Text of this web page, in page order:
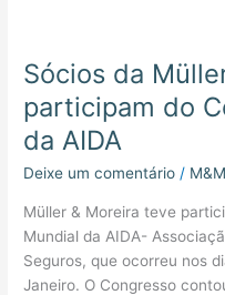
Sócios da
participam do
da AIDA
Deixe um comentário / M&M
Müller & Moreira teve
Mundial da AIDA-
Seguros, que ocorreu nos
Janeiro. O Congresso
Müller
Moreira
participam
do
Mundial
da
AIDA